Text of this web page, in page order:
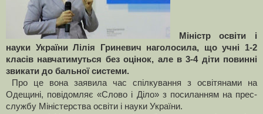
Міністр освіти і
науки України Лілія Гриневич наголосила, що учні 1-2
класів навчатимуться без оцінок, але в 3-4 діти повинні
звикати до бальної системи.
Про це вона заявила час спілкування з освітянами на
Одещині, повідомляє «Слово і Діло» з посиланням на прес-
службу Міністерства освіти і науки України.